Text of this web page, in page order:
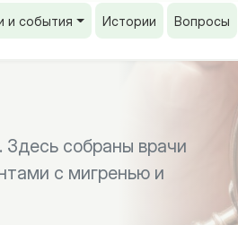
и события Истории Вопросы
Здесь собраны врачи
с мигренью и